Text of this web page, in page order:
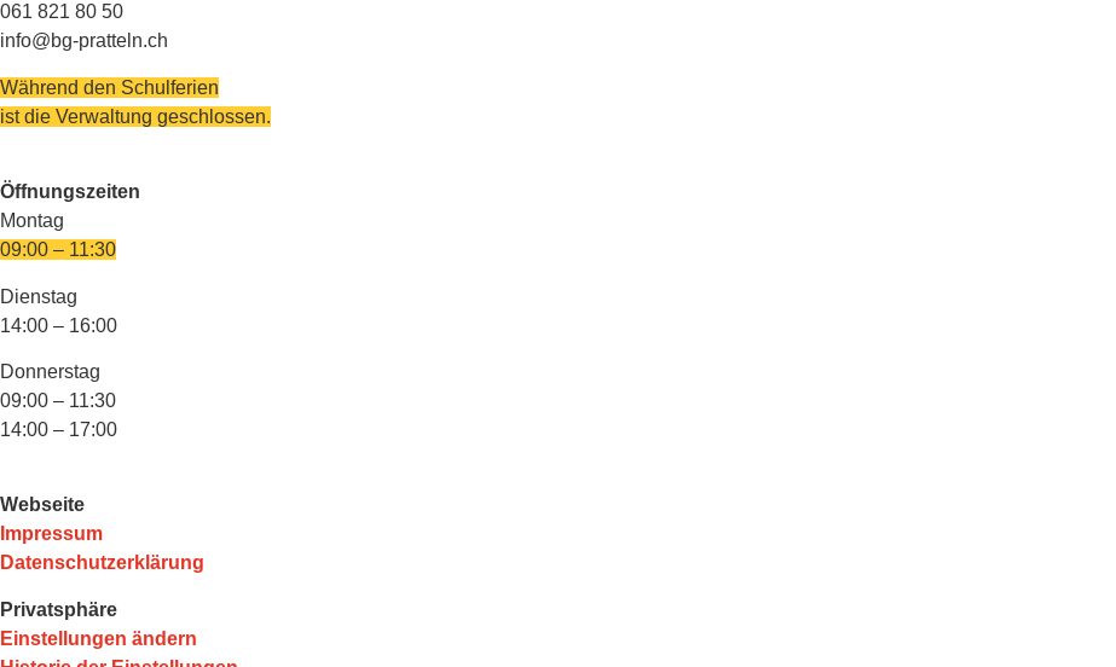
061 821 80 50
info@bg-pratteln.ch
Während den Schulferien
ist die Verwaltung geschlossen.
Öffnungszeiten
Montag
09:00 – 11:30
Dienstag
14:00 – 16:00
Donnerstag
09:00 – 11:30
14:00 – 17:00
Webseite
Impressum
Datenschutzerklärung
Privatsphäre
Einstellungen ändern